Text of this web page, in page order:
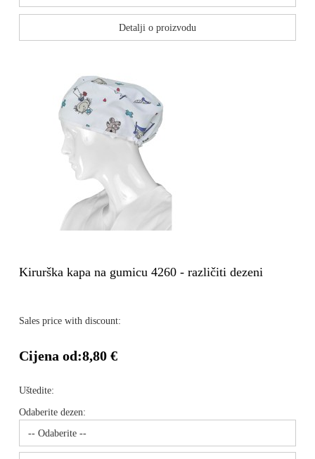
Detalji o proizvodu
Kirurška kapa na gumicu 4260 - različiti dezeni
Sales price with discount:
Cijena od:8,80 €
Uštedite:
Odaberite dezen: